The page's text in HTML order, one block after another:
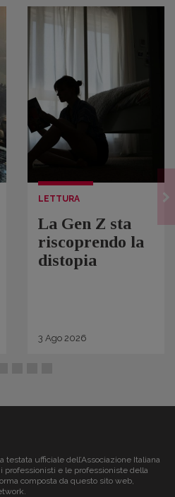
LETTURA
La Gen Z sta
riscoprendo la
distopia
3 Ago 2026
testata ufficiale dell’Associazione Italiana
professionisti e le professioniste della
composta da questo sito web,